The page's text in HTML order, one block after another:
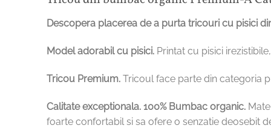
Descopera placerea de a purta tricouri cu pisici
Model adorabil cu pisici. Printat cu pisici
Tricou Premium. Tricoul face parte din categoria
Calitate exceptionala. 100% Bumbac organic.
foarte confortabil si sa ofere o senzatie deosebit